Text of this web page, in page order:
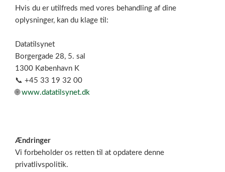
Hvis du er utilfreds med vores behandling af dine
oplysninger, kan du klage til:
Datatilsynet
Borgergade 28, 5. sal
1300 København K
📞 +45 33 19 32 00
🌐www.datatilsynet.dk
Ændringer
Vi forbeholder os retten til at opdatere denne
privatlivspolitik.